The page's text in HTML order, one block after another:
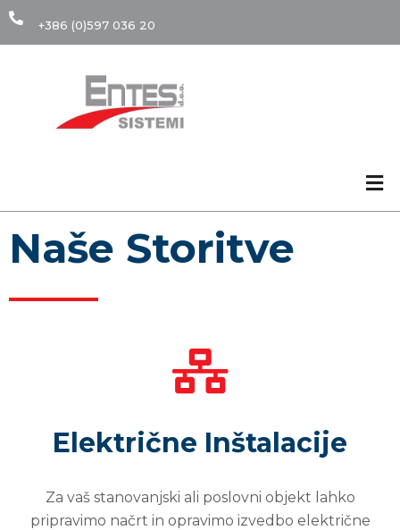
+386 (0)597 036 20
Naše Storitve
Električne Inštalacije
Za vaš stanovanjski ali poslovni objekt lahko
pripravimo načrt in opravimo izvedbo električne